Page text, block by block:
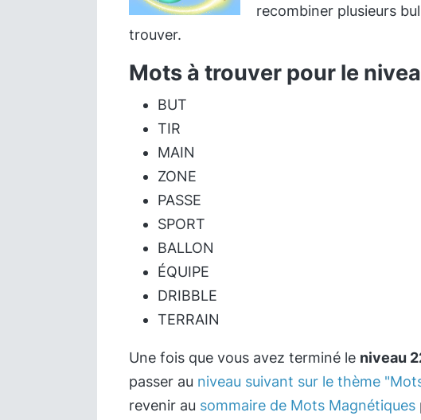
recombiner plusieurs
trouver.
Mots à trouver pour le
BUT
TIR
MAIN
ZONE
PASSE
SPORT
BALLON
ÉQUIPE
DRIBBLE
TERRAIN
Une fois que vous avez terminé le niveau
passer au niveau suivant sur le thème
revenir au sommaire de Mots Magnétiques